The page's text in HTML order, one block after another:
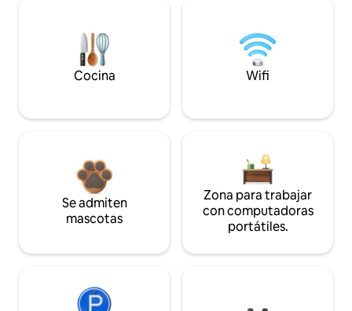
Cocina Wifi
Se admiten
mascotas
Zona para trabajar
con computadoras
portátiles.